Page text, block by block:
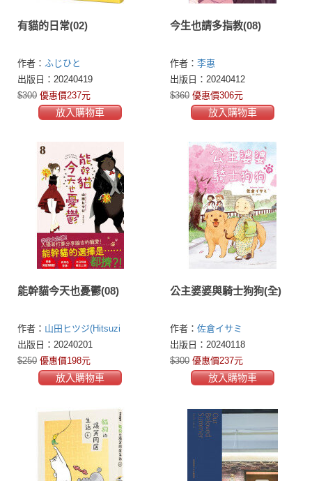
有貓的日常(02)
作者： ふじひと
出版日：20240419
$300 優惠價237元
放入購物車
今生也請多指教(08)
作者： 李惠
出版日：20240412
$360 優惠價306元
放入購物車
能幹貓今天也憂鬱(08)
作者： 山田ヒツジ(Hitsuzi
Yamada)
出版日：20240201
$250 優惠價198元
放入購物車
公主婆婆與騎士狗狗(全)
作者： 佐倉イサミ
出版日：20240118
$300 優惠價237元
放入購物車